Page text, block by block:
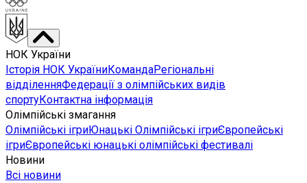
НОК України
Історія НОК УкраїниКомандаРегіональні
відділенняФедерації з олімпійських видів
спортуКонтактна інформація
Олімпійські змагання
Олімпійські ігриЮнацькі Олімпійські ігриЄвропейські
ігриЄвропейські юнацькі олімпійські фестивалі
Новини
Всі новини